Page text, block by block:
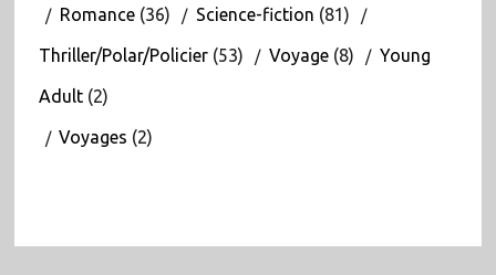
Romance(36) Science-fiction (81)
Thriller/Polar/Policier(53) Voyage(8) Young
Adult(2)
Voyages (2)